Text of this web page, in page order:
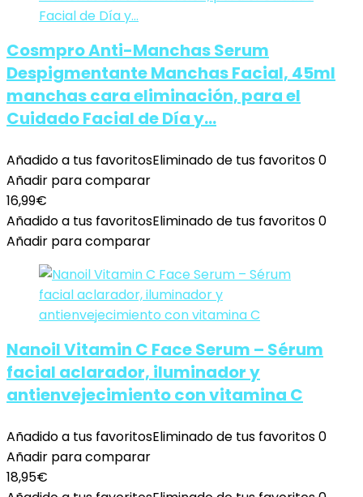
Cosmpro Anti-Manchas Serum
Despigmentante Manchas Facial, 45ml
manchas cara eliminación, para el
Cuidado Facial de Día y…
Añadido a tus favoritosEliminado de tus favoritos0
Añadir para comparar
16,99€
Añadido a tus favoritosEliminado de tus favoritos0
Añadir para comparar
Nanoil Vitamin C Face Serum – Sérum
facial aclarador, iluminador y
antienvejecimiento con vitamina C
Añadido a tus favoritosEliminado de tus favoritos0
Añadir para comparar
18,95€